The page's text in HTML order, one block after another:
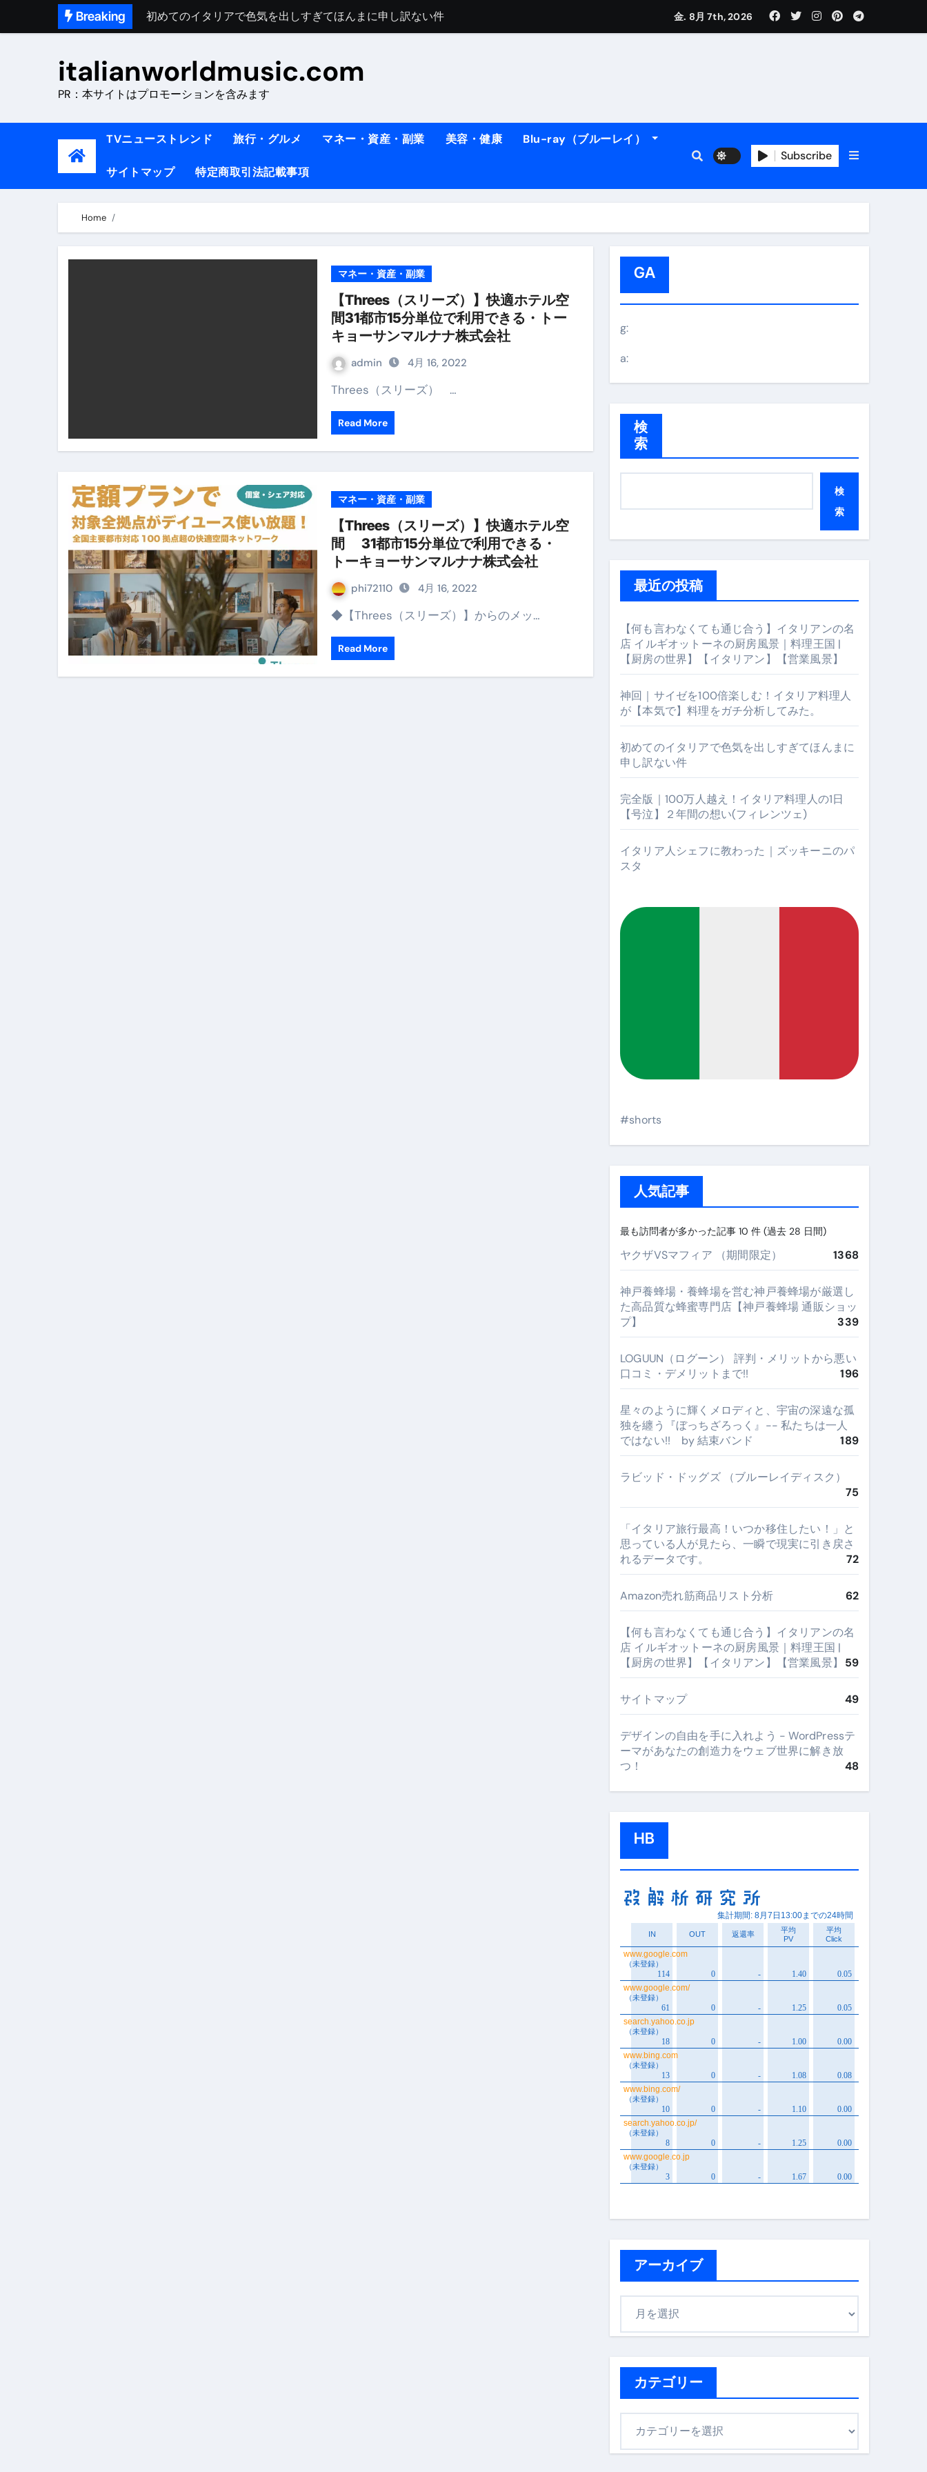
Breaking
完全版｜100万人越え！イタリア料理人の1日【号泣】２年間の想い(フィレンツェ)
​「イタリア旅行最高！いつか移住したい！」と思っている人が見たら、一瞬で現実に引き戻されるデータです。
イタリアNo. 1肉料理【ポルケッタ】スーパーの豚肉が大変身#shorts
イタリア料理店【営業風景】週末ビリビリのランチ営業
笑む窓のある家 4K修復版 （ブルーレイディスク）
死ぬまでに行きたい！【３つ星】ベストレストランを体験してみた結果…
イタリアでの最後の仕事【帰国前最後の一週間】さよなら！イタリア！
【Instagram Live】イタリア行きの飛行機乗り遅れ事件について
【賄いラーメン】人生初の二郎系ラーメン！イタリア人シェフ達に作ってみた結果…
【トマトパスタ】三ツ星シェフのパスタを完全再現 #shorts
フェノミナ-4K吹替音声収録版 SPECIAL-（4K ULTRA HD）
フェノミナ-4K吹替音声収録版- （ブルーレイディスク）
2026年料理人ローマへ行く！航空券0円てマジ？&アジア飯食べ尽くし
今年一番美味しい【卵かけご飯】#shorts
イタリア流
カリカリ羽つきポテト#shorts
【何も言わなくても通じ合う】イタリアンの名店 イルギオットーネの厨房風景｜料理王国 | 【厨房の世界】【イタリアン】【営業風景】
金. 8月 7th, 2026
italianworldmusic.com
PR：本サイトはプロモーションを含みます
TVニューストレンド 旅行・グルメ マネー・資産・副業 美容・健康 Blu-ray（ブルーレイ）
サイトマップ 特定商取引法記載事項
Subscribe
Home
マネー・資産・副業
【Threes（スリーズ）】快適ホテル空
間31都市15分単位で利用できる・トー
キョーサンマルナナ株式会社
admin 4月 16, 2022
Threes（スリーズ） …
Read More
マネー・資産・副業
【Threes（スリーズ）】快適ホテル空
間 31都市15分単位で利用できる・
トーキョーサンマルナナ株式会社
phi72110 4月 16, 2022
◆【Threes（スリーズ）】からのメッ…
Read More
GA
g:
a:
検
索
検
索
最近の投稿
【何も言わなくても通じ合う】イタリアンの名
店 イルギオットーネの厨房風景｜料理王国 |
【厨房の世界】【イタリアン】【営業風景】
神回｜サイゼを100倍楽しむ！イタリア料理人
が【本気で】料理をガチ分析してみた。
初めてのイタリアで色気を出しすぎてほんまに
申し訳ない件
完全版｜100万人越え！イタリア料理人の1日
【号泣】２年間の想い(フィレンツェ)
イタリア人シェフに教わった｜ズッキーニのパ
スタ
#shorts
人気記事
最も訪問者が多かった記事 10 件 (過去 28 日間)
ヤクザVSマフィア （期間限定） 1368
神戸養蜂場・養蜂場を営む神戸養蜂場が厳選し
た高品質な蜂蜜専門店【神戸養蜂場 通販ショッ
プ】
339
LOGUUN（ログーン） 評判・メリットから悪い
口コミ・デメリットまで!!
196
星々のように輝くメロディと、宇宙の深遠な孤
独を纏う『ぼっちざろっく』-- 私たちは一人
ではない!! by 結束バンド
189
ラビッド・ドッグズ （ブルーレイディスク）
75
​「イタリア旅行最高！いつか移住したい！」と
思っている人が見たら、一瞬で現実に引き戻さ
れるデータです。
72
Amazon売れ筋商品リスト分析 62
【何も言わなくても通じ合う】イタリアンの名
店 イルギオットーネの厨房風景｜料理王国 |
【厨房の世界】【イタリアン】【営業風景】
59
サイトマップ 49
デザインの自由を手に入れよう - WordPressテ
ーマがあなたの創造力をウェブ世界に解き放
つ！
48
HB
アーカイブ
カテゴリー